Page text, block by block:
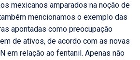
mexicanos amparados na noção de
mencionamos o exemplo das
apontadas como preocupação
de ativos, de acordo com as novas
em relação ao fentanil. Apenas não